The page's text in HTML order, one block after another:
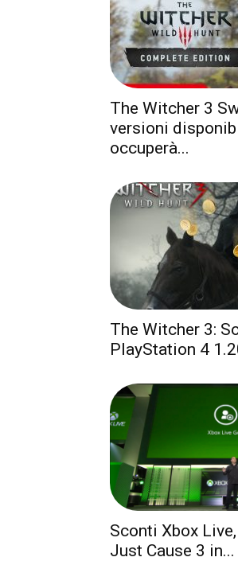
The Witcher 3
versioni
occuperà...
The Witcher 3:
PlayStation 4
Sconti Xbox
Just Cause 3 in...